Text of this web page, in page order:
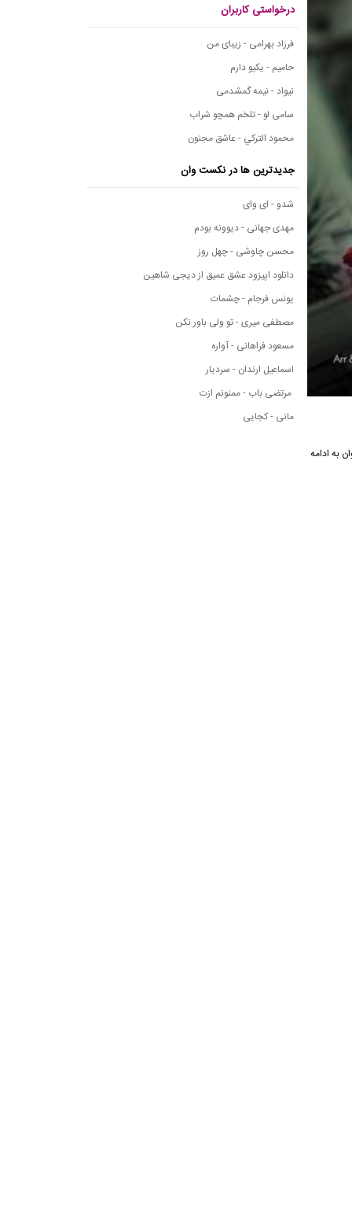
به ادامه
درخواستی کاربران
فرزاد بهرامی - زیبای من
حامیم - یکیو دارم
نیواد - نیمه گمشدمی
سامی لو - تلخم همچو شراب
محمود التركي - عاشق مجنون
جدیدترین ها در نکست وان
شدو - ای وای
مهدی جهانی - دیوونه بودم
محسن چاوشی - چهل روز
دانلود اپیزود عشق عمیق از دیجی شاهین
یونس فرجام - چشمات
مصطفی میری - تو ولی باور نکن
مسعود فراهانی - آواره
اسماعیل ارندان - سردیار
مرتضی باب - ممنونم ازت
مانی - کجایی